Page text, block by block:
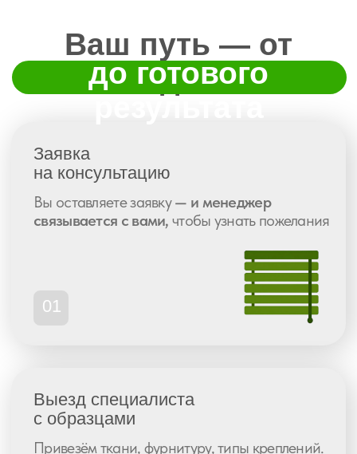
сервиса
платформам
359 отзывов
Рейтинг 5.0
437 отзывов